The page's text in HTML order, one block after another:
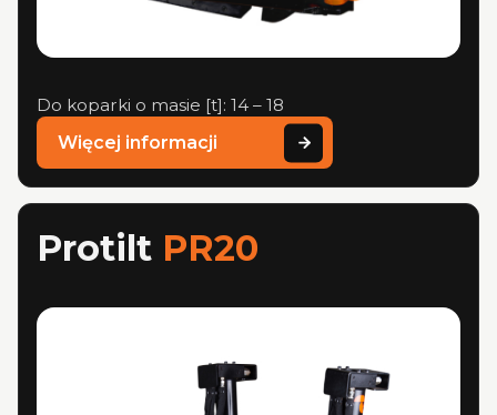
Do koparki o masie [t]: 14 – 18
Więcej informacji
Protilt PR20